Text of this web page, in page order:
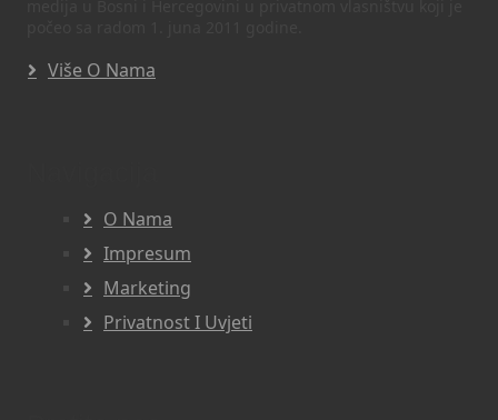
Više O Nama
O Nama
Impresum
Marketing
Privatnost I Uvjeti